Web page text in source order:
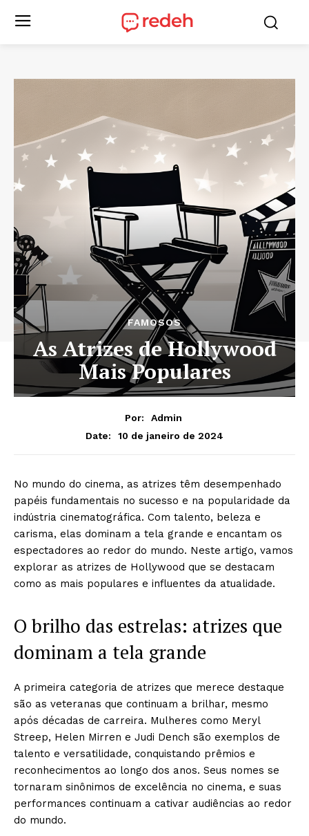
FAMOSOS
As Atrizes de Hollywood
Mais Populares
Por:
Admin
Date:
10 de janeiro de 2024
No mundo do cinema, as atrizes têm desempenhado
papéis fundamentais no sucesso e na popularidade da
indústria cinematográfica. Com talento, beleza e
carisma, elas dominam a tela grande e encantam os
espectadores ao redor do mundo. Neste artigo, vamos
explorar as atrizes de Hollywood que se destacam
como as mais populares e influentes da atualidade.
O brilho das estrelas: atrizes que
dominam a tela grande
A primeira categoria de atrizes que merece destaque
são as veteranas que continuam a brilhar, mesmo
após décadas de carreira. Mulheres como Meryl
Streep, Helen Mirren e Judi Dench são exemplos de
talento e versatilidade, conquistando prêmios e
reconhecimentos ao longo dos anos. Seus nomes se
tornaram sinônimos de excelência no cinema, e suas
performances continuam a cativar audiências ao redor
do mundo.